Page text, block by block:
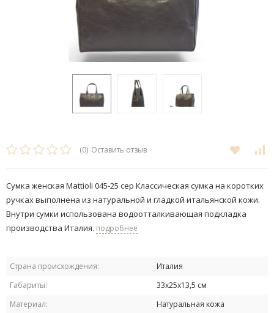
(0) Оставить отзыв
Сумка женская Mattioli 045-25 сер Классическая сумка на коротких
ручках выполнена из натуральной и гладкой итальянской кожи.
Внутри сумки использована водоотталкивающая подкладка
производства Италия. подробнее
Страна происхождения:
Италия
Габариты:
33х25х13,5 см
Материал:
Натуральная кожа